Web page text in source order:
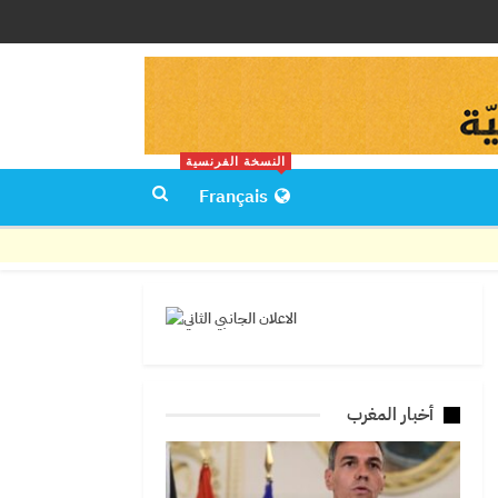
Français
النسخة الفرنسية
أخبار المغرب